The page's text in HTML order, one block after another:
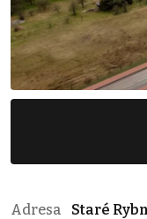
Adresa
Staré